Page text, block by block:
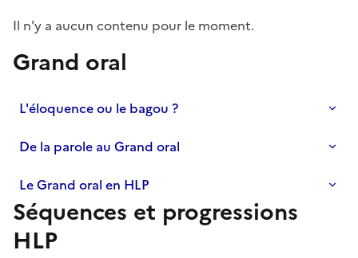
Il n'y a aucun contenu pour le moment.
S'abonner à Accordéon
Grand oral
L'éloquence ou le bagou ?
De la parole au Grand oral
Le Grand oral en HLP
S'abonner à Accordéon
Séquences et progressions
HLP